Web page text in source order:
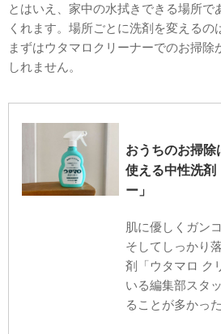
とはいえ、家中の水拭きできる場所で
くれます。場所ごとに洗剤を変えるの
まずはウタマロクリーナーでのお掃除
しれません。
おうちのお掃除
使える中性洗剤
ー」
肌に優しくガン
そしてしっかり
剤「ウタマロ ク
いる編集部スタ
ることが多かっ